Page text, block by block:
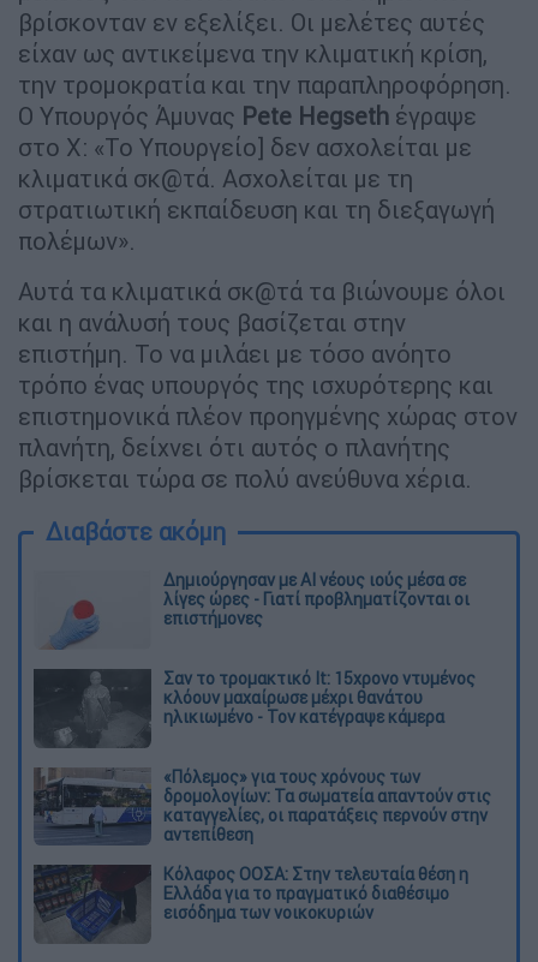
βρίσκονταν εν εξελίξει. Οι μελέτες αυτές
είχαν ως αντικείμενα την κλιματική κρίση,
την τρομοκρατία και την παραπληροφόρηση.
Ο Υπουργός Άμυνας Pete Hegseth έγραψε
στο X: «Το Υπουργείο] δεν ασχολείται με
κλιματικά σκ@τά. Ασχολείται με τη
στρατιωτική εκπαίδευση και τη διεξαγωγή
πολέμων».
Αυτά τα κλιματικά σκ@τά τα βιώνουμε όλοι
και η ανάλυσή τους βασίζεται στην
επιστήμη. Το να μιλάει με τόσο ανόητο
τρόπο ένας υπουργός της ισχυρότερης και
επιστημονικά πλέον προηγμένης χώρας στον
πλανήτη, δείχνει ότι αυτός ο πλανήτης
βρίσκεται τώρα σε πολύ ανεύθυνα χέρια.
Διαβάστε ακόμη
Δημιούργησαν με AI νέους ιούς μέσα σε
λίγες ώρες - Γιατί προβληματίζονται οι
επιστήμονες
Σαν το τρομακτικό It: 15χρονο ντυμένος
κλόουν μαχαίρωσε μέχρι θανάτου
ηλικιωμένο - Τον κατέγραψε κάμερα
«Πόλεμος» για τους χρόνους των
δρομολογίων: Τα σωματεία απαντούν στις
καταγγελίες, οι παρατάξεις περνούν στην
αντεπίθεση
Κόλαφος ΟΟΣΑ: Στην τελευταία θέση η
Ελλάδα για το πραγματικό διαθέσιμο
εισόδημα των νοικοκυριών